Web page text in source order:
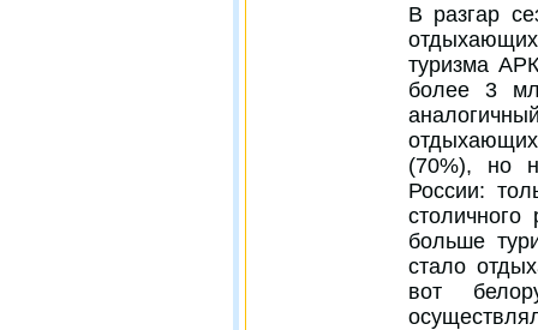
В разгар
туризма
более 3
(70%), но
России:
больше
стало
вот